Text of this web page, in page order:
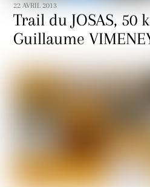
22 AVRIL 2013
Trail du JOSAS, 50
Guillaume